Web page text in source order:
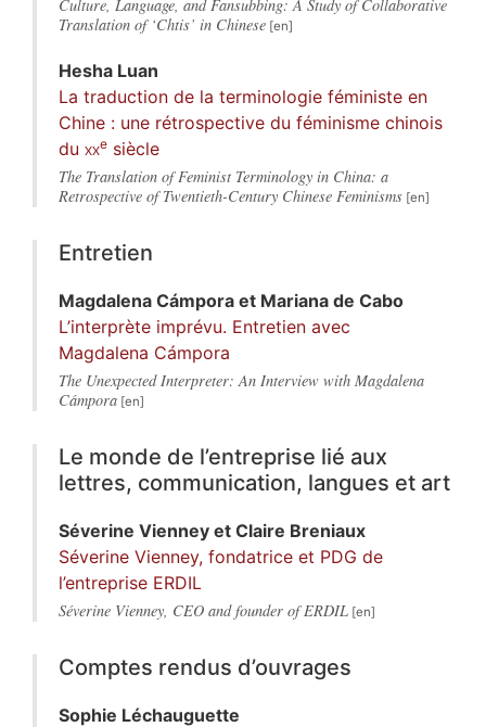
Culture, Language, and Fansubbing: A Study of Collaborative
Translation of ‘Chtis’ in Chinese
Hesha Luan
La traduction de la terminologie féministe en
Chine : une rétrospective du féminisme chinois
du xxe siècle
The Translation of Feminist Terminology in China: a
Retrospective of Twentieth-Century Chinese Feminisms
Entretien
Magdalena Cámpora et Mariana de Cabo
L’interprète imprévu. Entretien avec
Magdalena Cámpora
The Unexpected Interpreter: An Interview with Magdalena
Cámpora
Le monde de l’entreprise lié aux
lettres, communication, langues et art
Séverine Vienney et Claire Breniaux
Séverine Vienney, fondatrice et PDG de
l’entreprise ERDIL
Séverine Vienney, CEO and founder of ERDIL
Comptes rendus d’ouvrages
Sophie Léchauguette